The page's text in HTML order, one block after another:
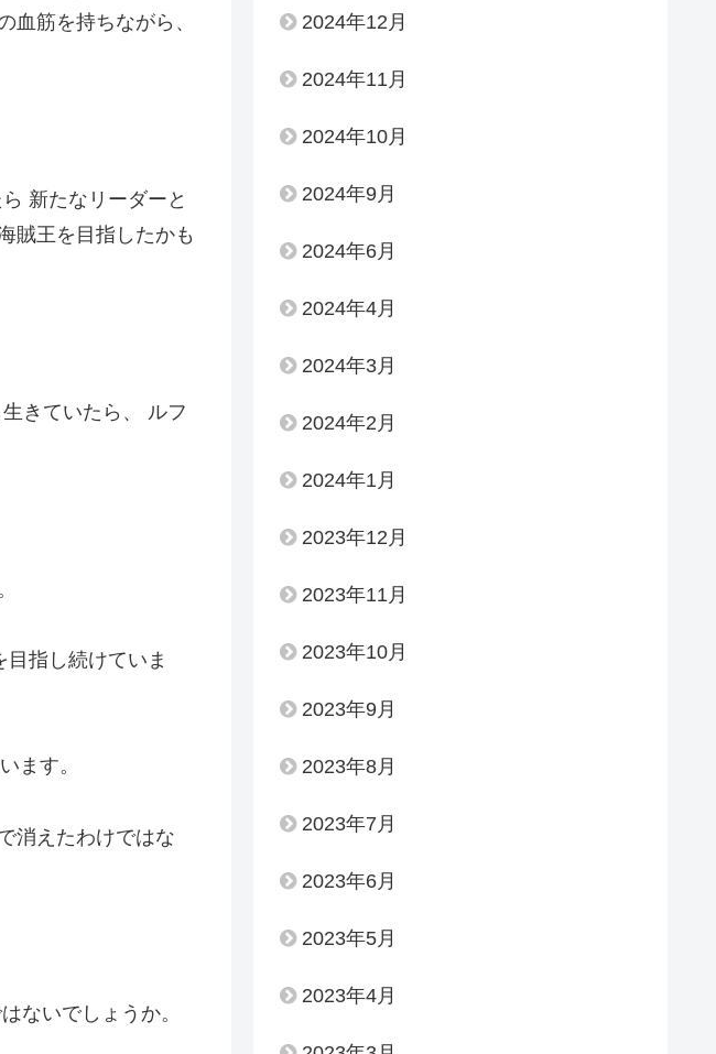
血筋を持ちながら、
新たなリーダーと
賊王を目指したかも
きていたら、 ルフ
指し続けていま
ます。
消えたわけではな
ないでしょうか。
2024年12月
2024年11月
2024年10月
2024年9月
2024年6月
2024年4月
2024年3月
2024年2月
2024年1月
2023年12月
2023年11月
2023年10月
2023年9月
2023年8月
2023年7月
2023年6月
2023年5月
2023年4月